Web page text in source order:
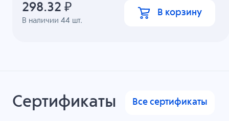
В наличии44 шт.
298.32 ₽ В корзину
Сертификаты Все сертификаты